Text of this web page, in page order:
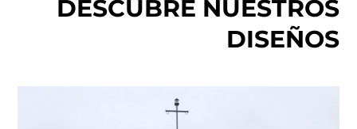
DESCUBRE NUESTROS
DISEÑOS